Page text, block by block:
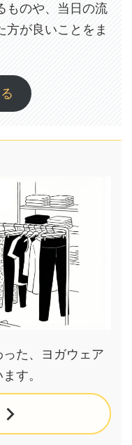
ものや、当日の流
方が良いことをま
た、ヨガウェア
す。